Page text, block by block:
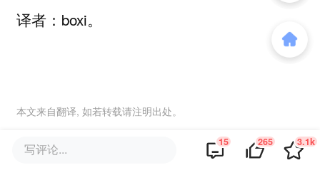
译者：boxi。
本文来自翻译, 如若转载请注明出处。
写评论... 15 265 3.1k